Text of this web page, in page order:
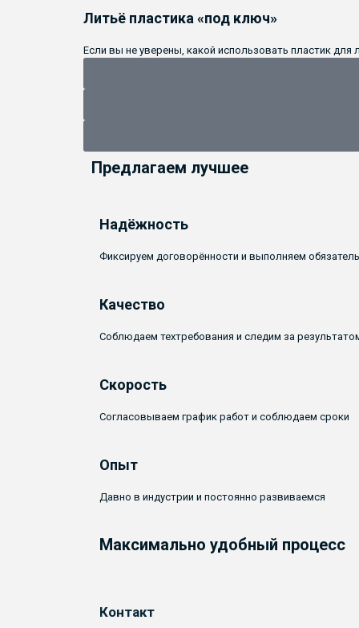
Литьё пластика «под ключ»
Если вы не уверены, какой использовать пластик
Предлагаем лучшее
Надёжность
Фиксируем договорённости и выполняем
Качество
Соблюдаем техтребования и следим за
Скорость
Согласовываем график работ и соблюдаем сроки
Опыт
Давно в индустрии и постоянно развиваемся
Максимально удобный процесс
Контакт